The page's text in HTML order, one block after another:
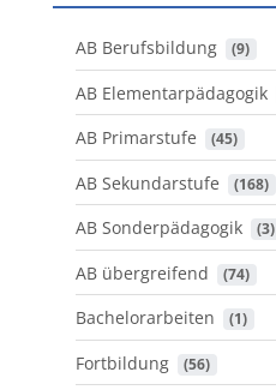
AB Berufsbildung (9)
AB Elementarpädagogik
AB Primarstufe (45)
AB Sekundarstufe (168)
AB Sonderpädagogik (3)
AB übergreifend (74)
Bachelorarbeiten (1)
Fortbildung (56)